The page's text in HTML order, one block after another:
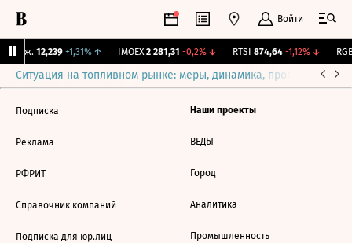
Войти
Бирж. 12,239 +1,31%↑ IMOEX 2 281,31 -0,2%↓ RTSI 874,64 -1,12%↓ RGBI
Ситуация на топливном рынке: меры, динамика, прогнозы
Подписка
Реклама
РФРИТ
Справочник компаний
Подписка для юр.лиц
Наши проекты
ВЕДЫ
Город
Аналитика
Промышленность